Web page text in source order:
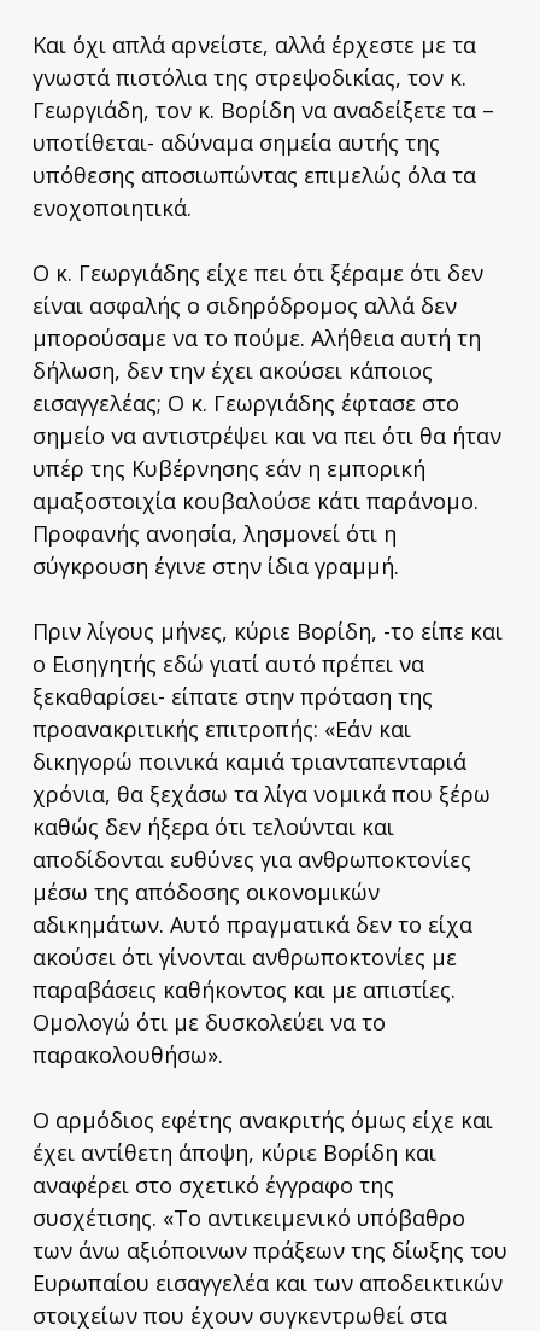
Και όχι απλά αρνείστε, αλλά έρχεστε με τα
γνωστά πιστόλια της στρεψοδικίας, τον κ.
Γεωργιάδη, τον κ. Βορίδη να αναδείξετε τα –
υποτίθεται- αδύναμα σημεία αυτής της
υπόθεσης αποσιωπώντας επιμελώς όλα τα
ενοχοποιητικά.
Ο κ. Γεωργιάδης είχε πει ότι ξέραμε ότι δεν
είναι ασφαλής ο σιδηρόδρομος αλλά δεν
μπορούσαμε να το πούμε. Αλήθεια αυτή τη
δήλωση, δεν την έχει ακούσει κάποιος
εισαγγελέας; Ο κ. Γεωργιάδης έφτασε στο
σημείο να αντιστρέψει και να πει ότι θα ήταν
υπέρ της Κυβέρνησης εάν η εμπορική
αμαξοστοιχία κουβαλούσε κάτι παράνομο.
Προφανής ανοησία, λησμονεί ότι η
σύγκρουση έγινε στην ίδια γραμμή.
Πριν λίγους μήνες, κύριε Βορίδη, -το είπε και
ο Εισηγητής εδώ γιατί αυτό πρέπει να
ξεκαθαρίσει- είπατε στην πρόταση της
προανακριτικής επιτροπής: «Εάν και
δικηγορώ ποινικά καμιά τριανταπενταριά
χρόνια, θα ξεχάσω τα λίγα νομικά που ξέρω
καθώς δεν ήξερα ότι τελούνται και
αποδίδονται ευθύνες για ανθρωποκτονίες
μέσω της απόδοσης οικονομικών
αδικημάτων. Αυτό πραγματικά δεν το είχα
ακούσει ότι γίνονται ανθρωποκτονίες με
παραβάσεις καθήκοντος και με απιστίες.
Ομολογώ ότι με δυσκολεύει να το
παρακολουθήσω».
Ο αρμόδιος εφέτης ανακριτής όμως είχε και
έχει αντίθετη άποψη, κύριε Βορίδη και
αναφέρει στο σχετικό έγγραφο της
συσχέτισης. «Το αντικειμενικό υπόβαθρο
των άνω αξιόποινων πράξεων της δίωξης του
Ευρωπαίου εισαγγελέα και των αποδεικτικών
στοιχείων που έχουν συγκεντρωθεί στα